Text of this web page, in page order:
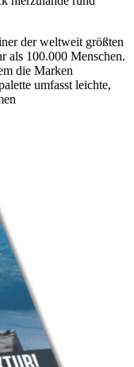
der weltweit größten
als 100.000 Menschen.
die Marken
umfasst leichte,